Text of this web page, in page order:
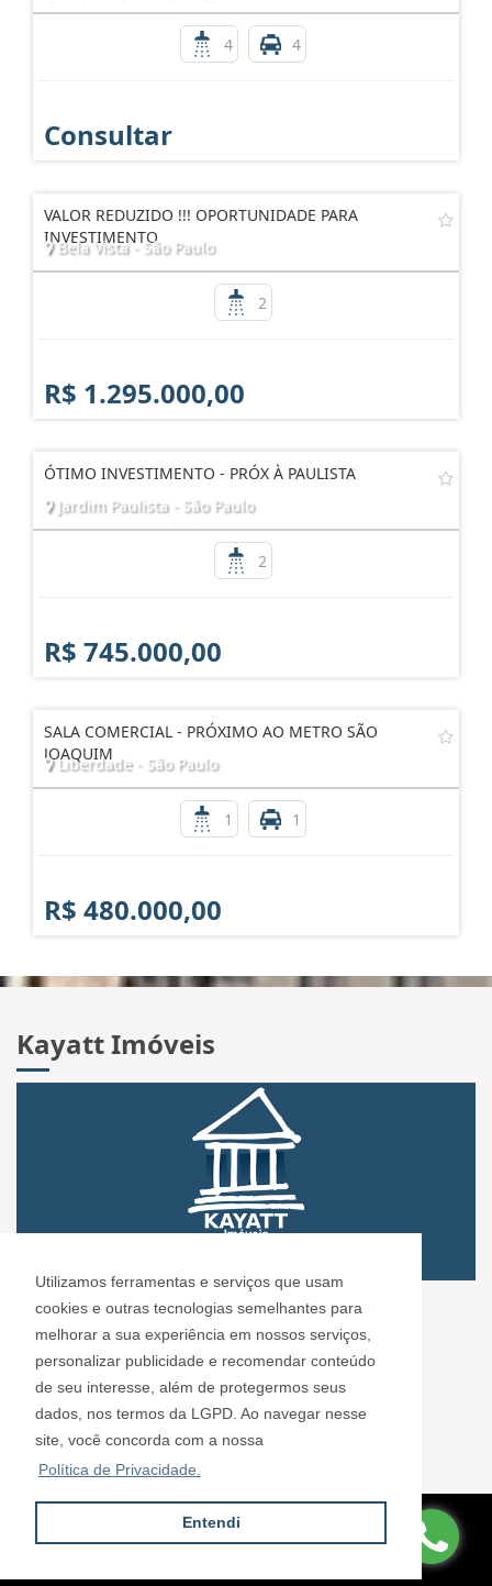
Utilizamos ferramentas e serviços que usam
cookies e outras tecnologias semelhantes para
melhorar a sua experiência em nossos serviços,
personalizar publicidade e recomendar conteúdo
de seu interesse, além de protegermos seus
dados, nos termos da LGPD. Ao navegar nesse
site, você concorda com a nossa
Política de Privacidade.
Entendi
4 4
Consultar
VALOR REDUZIDO !!! OPORTUNIDADE PARA
INVESTIMENTO
Bela Vista - São Paulo
2
R$ 1.295.000,00
ÓTIMO INVESTIMENTO - PRÓX À PAULISTA
Jardim Paulista - São Paulo
2
R$ 745.000,00
SALA COMERCIAL - PRÓXIMO AO METRO SÃO
JOAQUIM
Liberdade - São Paulo
1 1
R$ 480.000,00
Kayatt Imóveis
CRECI: 72.304
Informações de Contato
Kayatt Imóveis - 72.304
contato@kayattimoveis.com.br
+55 (11) 99200-6432
ImóvelOffice© - Todos os direitos reservados